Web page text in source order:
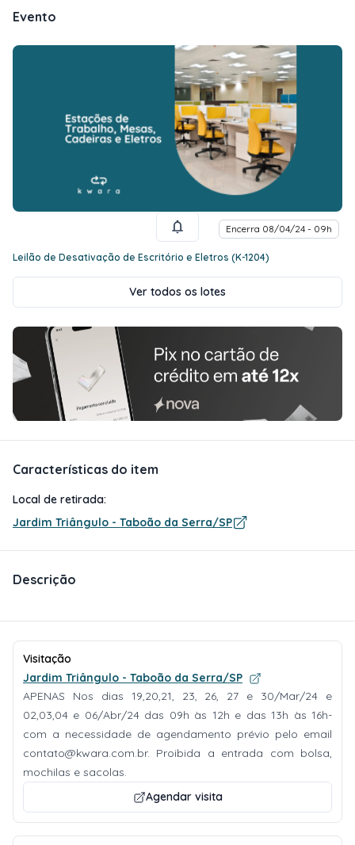
Evento
Encerra 08/04/24 - 09h
Leilão de Desativação de Escritório e Eletros (K-1204)
Ver todos os lotes
Características do item
Local de retirada:
Jardim Triângulo - Taboão da Serra/SP
Descrição
Visitação
Jardim Triângulo - Taboão da Serra/SP
APENAS Nos dias 19,20,21, 23, 26, 27 e 30/Mar/24 e
02,03,04 e 06/Abr/24 das 09h às 12h e das 13h às 16h-
com a necessidade de agendamento prévio pelo email
contato@kwara.com.br. Proibida a entrada com bolsa,
mochilas e sacolas.
Agendar visita